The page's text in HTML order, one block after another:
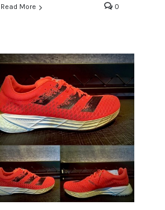
Read More 0